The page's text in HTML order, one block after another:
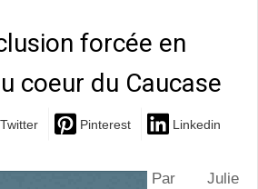
forcée en
coeur du Caucase
Twitter Pinterest Linkedin
Par Julie